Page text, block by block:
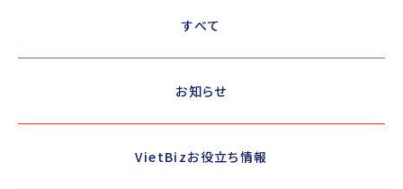
すべて
お知らせ
VietBizお役立ち情報